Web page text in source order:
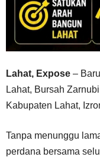
Lahat, Expose –
Lahat, Bursah
Kabupaten Lahat,
Tanpa menunggu
perdana bersama